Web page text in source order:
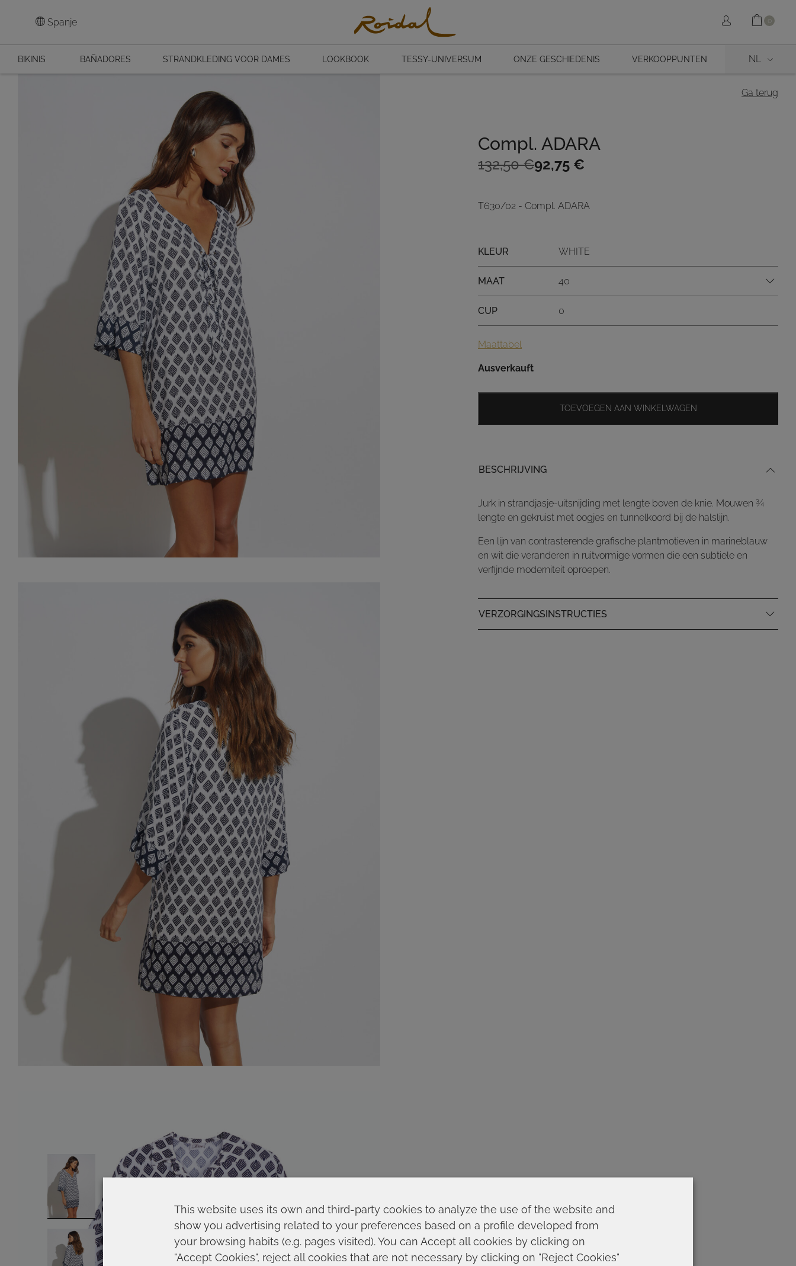
Spanje Sign in 0
BIKINIS BAÑADORES STRANDKLEDING VOOR DAMES LOOKBOOK TESSY-UNIVERSUM ONZE GESCHIEDENIS VERKOOPPUNTEN NL
Ga terug
Compl. ADARA
132,50€
Oorspronkelijke
was:
92,75 €
Huidige
is:
T630/02 - Compl. ADARA
Kleur
Maat
Cup
KLEUR WHITE
MAAT 40
CUP 0
Maattabel
Ausverkauft
TOEVOEGEN AAN WINKELWAGEN
BESCHRIJVING
Jurk in strandjasje-uitsnijding met lengte boven de knie. Mouwen ¾
lengte en gekruist met oogjes en tunnelkoord bij de halslijn.
Een lijn van contrasterende grafische plantmotieven in marineblauw
en wit die veranderen in ruitvormige vormen die een subtiele en
verfijnde moderniteit oproepen.
VERZORGINGSINSTRUCTIES
This website uses its own and third-party cookies to analyze the use of the website and
show you advertising related to your preferences based on a profile developed from
your browsing habits (e.g. pages visited). You can Accept all cookies by clicking on
"Accept Cookies", reject all cookies that are not necessary by clicking on "Reject Cookies"